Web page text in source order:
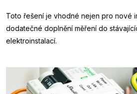
Toto řešení je vhodné nejen pro nové
dodatečné doplnění měření do
elektroinstalací.